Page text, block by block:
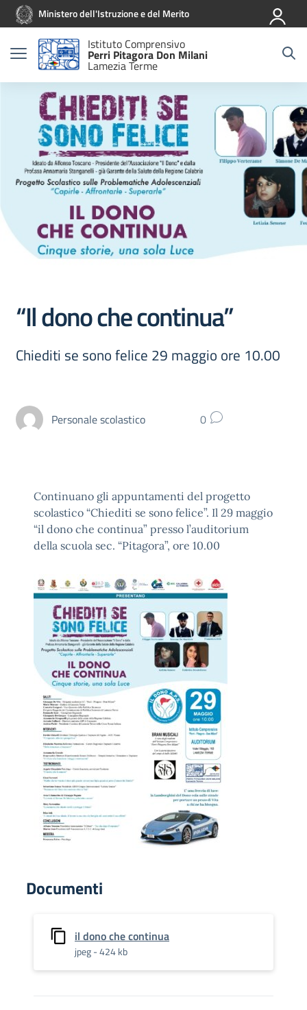
Vai ai contenuti
Vai al menu di navigazione
Vai al footerMinistero dell'Istruzione e del Merito
Istituto Comprensivo
Perri Pitagora Don Milani
Lamezia Terme
“Il dono che continua”
Chiediti se sono felice 29 maggio ore 10.00
Personale scolastico 0
Continuano gli appuntamenti del progetto
scolastico “Chiediti se sono felice”. Il 29 maggio
“il dono che continua” presso l’auditorium
della scuola sec. “Pitagora”, ore 10.00
Documenti
il dono che continua
jpeg - 424 kb